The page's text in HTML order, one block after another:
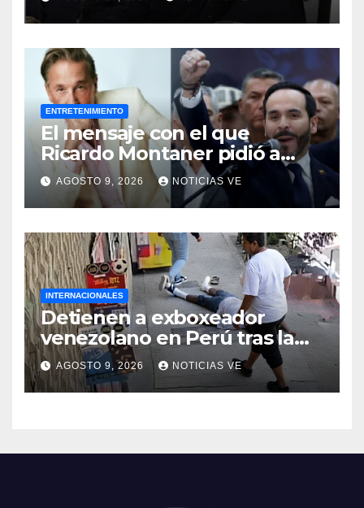
ENTRETENIMIENTO
El mensaje con el que
Ricardo Montaner pidió a
Abelardo de la Espriella
ayudar a Venezuela
AGOSTO 9, 2026 NOTICIAS VE
INTERNACIONALES
Detienen a exboxeador
venezolano en Perú tras la
muerte de mototaxista
durante una riña
AGOSTO 9, 2026 NOTICIAS VE